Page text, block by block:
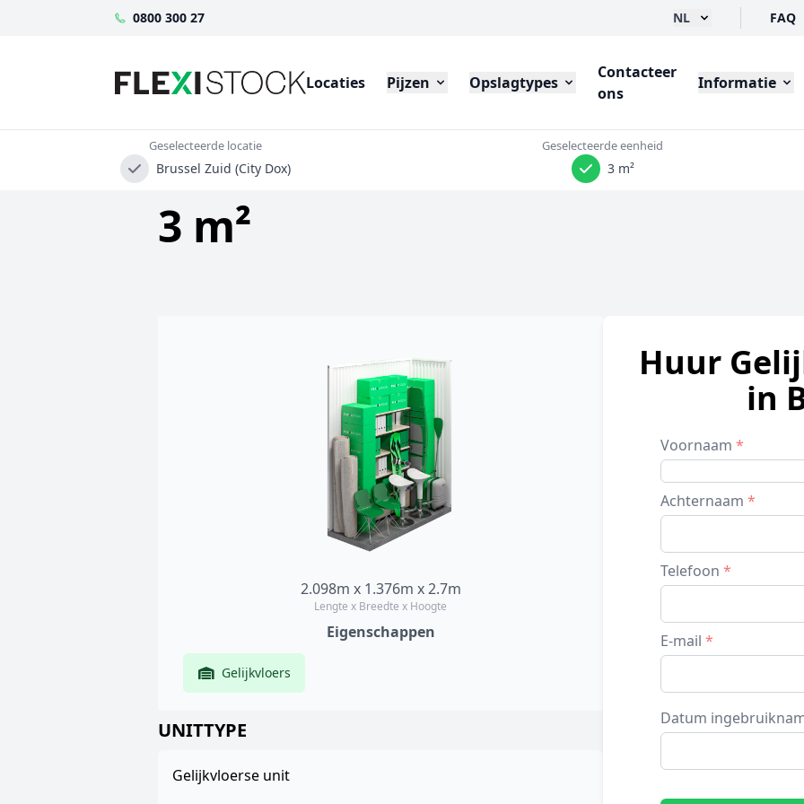
0800 300 27 NL FAQ
Locaties Pijzen Opslagtypes
Contacteer
ons
Informatie
Geselecteerde locatie
Brussel Zuid (City Dox)
Geselecteerde eenheid
3 m²
3 m²
2.098m x 1.376m x 2.7m
Lengte x Breedte x Hoogte
Eigenschappen
Gelijkvloers
UNITTYPE
Gelijkvloerse unit
Huur
in
Voornaam *
Achternaam *
Telefoon *
E-mail *
Datum